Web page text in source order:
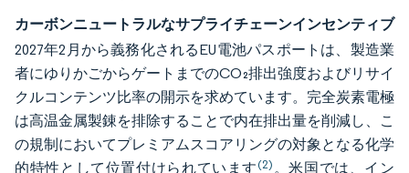
カーボンニュートラルなサプライチェーンインセンティブ
2027年2月から義務化されるEU電池パスポートは、製造業
者にゆりかごからゲートまでのCO₂排出強度およびリサイ
クルコンテンツ比率の開示を求めています。完全炭素電極
は高温金属製錬を排除することで内在排出量を削減し、こ
の規制においてプレミアムスコアリングの対象となる化学
的特性として位置付けられています(2)。米国では、イン